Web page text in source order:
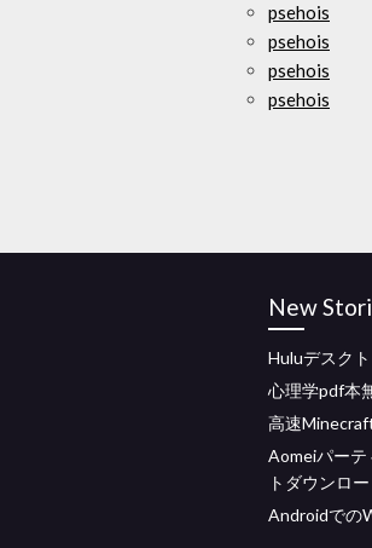
psehois
psehois
psehois
psehois
New
Huluデスク
心理学pdf本
高速
Aomeiパーテ
トダウンロ
Androidでの